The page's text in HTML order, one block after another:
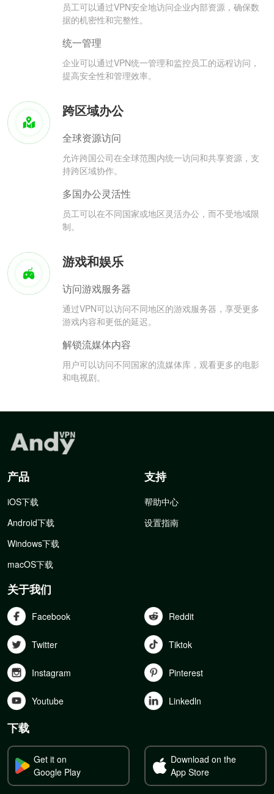
员工可以通过VPN安全地访问企业内部资源，确保数
据的机密性和完整性。
统一管理
企业可以通过VPN统一管理和监控员工的远程访问，
提高安全性和管理效率。
跨区域办公
全球资源访问
允许跨国公司在全球范围内统一访问和共享资源，支
持跨区域协作。
多国办公灵活性
员工可以在不同国家或地区灵活办公，而不受地域限
制。
游戏和娱乐
访问游戏服务器
通过VPN可以访问不同地区的游戏服务器，享受更多
游戏内容和更低的延迟。
解锁流媒体内容
用户可以访问不同国家的流媒体库，观看更多的电影
和电视剧。
产品
iOS下载
Android下载
Windows下载
macOS下载
支持
帮助中心
设置指南
关于我们
Facebook Reddit
Twitter Tiktok
Instagram Pinterest
Youtube Linkedln
下载
Get it on
Google Play
Download on the
App Store